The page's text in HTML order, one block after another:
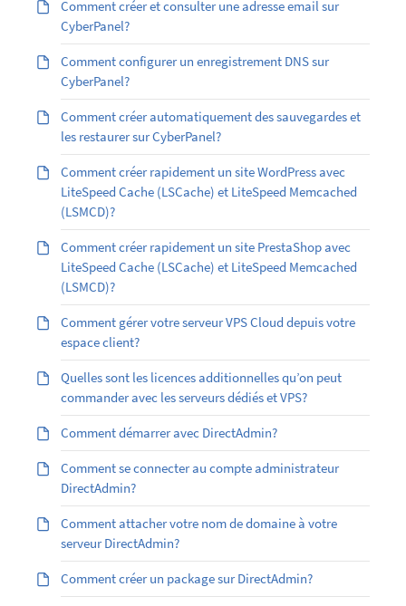
Comment créer et consulter une adresse email sur
CyberPanel?
Comment configurer un enregistrement DNS sur
CyberPanel?
Comment créer automatiquement des sauvegardes et
les restaurer sur CyberPanel?
Comment créer rapidement un site WordPress avec
LiteSpeed Cache (LSCache) et LiteSpeed Memcached
(LSMCD)?
Comment créer rapidement un site PrestaShop avec
LiteSpeed Cache (LSCache) et LiteSpeed Memcached
(LSMCD)?
Comment gérer votre serveur VPS Cloud depuis votre
espace client?
Quelles sont les licences additionnelles qu’on peut
commander avec les serveurs dédiés et VPS?
Comment démarrer avec DirectAdmin?
Comment se connecter au compte administrateur
DirectAdmin?
Comment attacher votre nom de domaine à votre
serveur DirectAdmin?
Comment créer un package sur DirectAdmin?